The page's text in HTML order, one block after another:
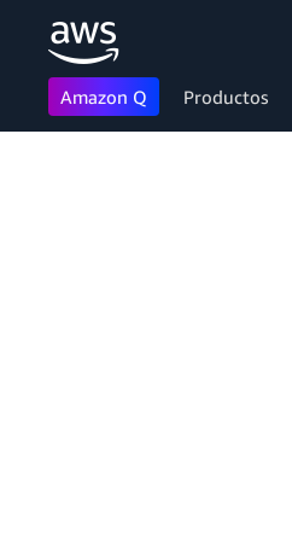
Amazon Q Productos